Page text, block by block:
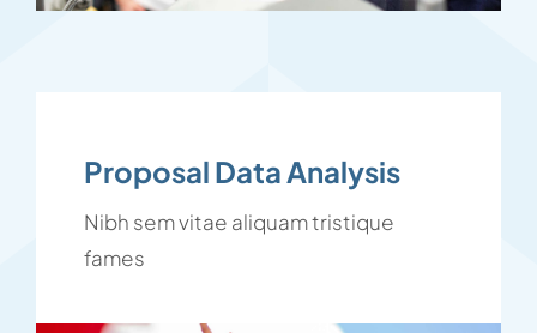
Proposal Data Analysis
Nibh sem vitae aliquam tristique
fames